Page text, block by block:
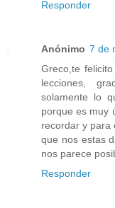
Responder
Anónimo 7 de
Greco,te
lecciones,
solamente lo
porque es muy
recordar y para
que nos estas
nos parece
Responder